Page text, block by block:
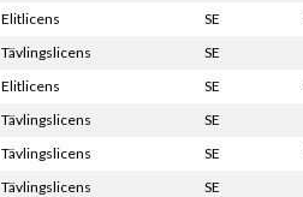
Elitlicens SE
Tävlingslicens SE
Elitlicens SE
Tävlingslicens SE
Tävlingslicens SE
Tävlingslicens SE